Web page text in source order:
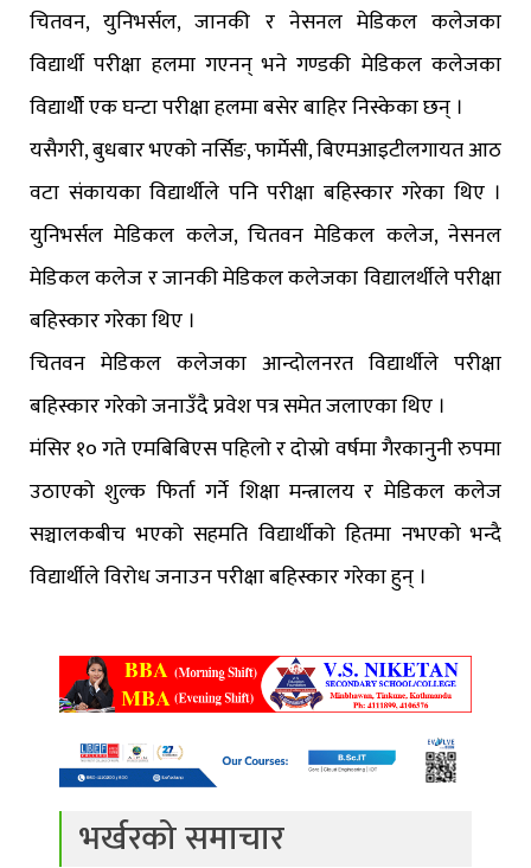
चितवन, युनिभर्सल, जानकी र नेसनल मेडिकल कलेजका
विद्यार्थी परीक्षा हलमा गएनन् भने गण्डकी मेडिकल कलेजका
विद्यार्थीे एक घन्टा परीक्षा हलमा बसेर बाहिर निस्केका छन् ।
यसैगरी, बुधबार भएको नर्सिङ, फार्मेसी, बिएमआइटीलगायत आठ
वटा संकायका विद्यार्थीले पनि परीक्षा बहिस्कार गरेका थिए ।
युनिभर्सल मेडिकल कलेज, चितवन मेडिकल कलेज, नेसनल
मेडिकल कलेज र जानकी मेडिकल कलेजका विद्यालर्थीले परीक्षा
बहिस्कार गरेका थिए ।
चितवन मेडिकल कलेजका आन्दोलनरत विद्यार्थीले परीक्षा
बहिस्कार गरेको जनाउँदै प्रवेश पत्र समेत जलाएका थिए ।
मंसिर १० गते एमबिबिएस पहिलो र दोस्रो वर्षमा गैरकानुनी रुपमा
उठाएको शुल्क फिर्ता गर्ने शिक्षा मन्त्रालय र मेडिकल कलेज
सञ्चालकबीच भएको सहमति विद्यार्थीको हितमा नभएको भन्दै
विद्यार्थीले विरोध जनाउन परीक्षा बहिस्कार गरेका हुन् ।
भर्खरको समाचार